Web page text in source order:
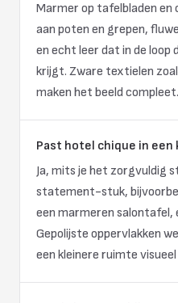
Marmer op tafelbladen en
aan poten en grepen,
en echt leer dat in de loop
krijgt. Zware textielen
maken het beeld compleet.
Past hotel chique in
Ja, mits je het zorgvuldig
statement-stuk,
een marmeren salontafel,
Gepolijste oppervlakken
een kleinere ruimte